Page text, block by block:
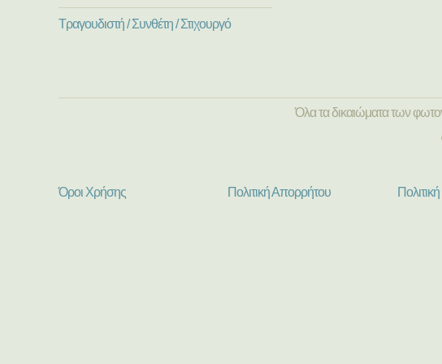
Τραγουδιστή / Συνθέτη / Στιχουργό
Όλα τα δικαιώματα των
Όροι Χρήσης Πολιτική Απορρήτου